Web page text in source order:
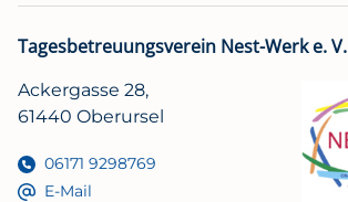
Tagesbetreuungsverein Nest-Werk e. V.
Ackergasse 28,
61440 Oberursel
06171 9298769
E-Mail